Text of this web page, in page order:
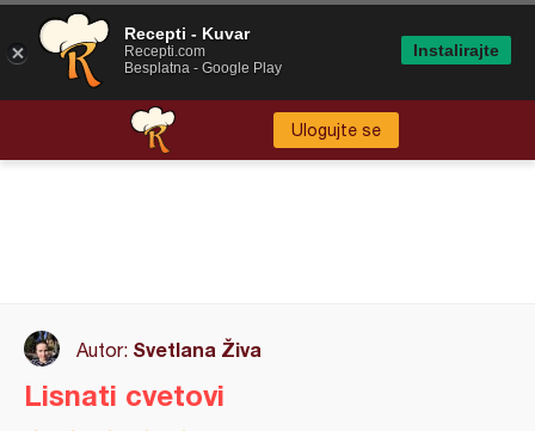
Ulogujte se
Autor: Svetlana Živa
Lisnati cvetovi
Recepti - Kuvar
Recepti.com
Besplatna - Google Play
Instalirajte